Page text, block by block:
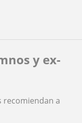
y ex-
recomiendan a